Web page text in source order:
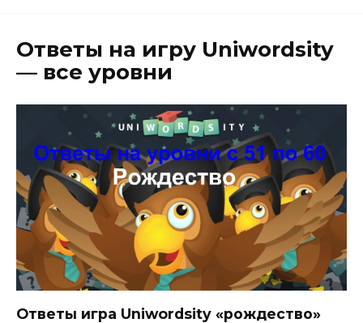
Ответы на игру Uniwordsity
— все уровни
Ответы игра Uniwordsity «рождество»